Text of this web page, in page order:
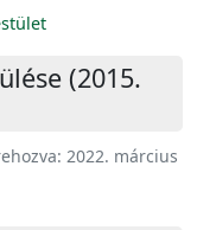
(2015.
2022. március